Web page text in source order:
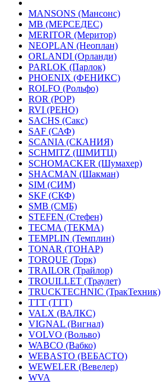
MANSONS (Мансонс)
MB (МЕРСЕДЕС)
MERITOR (Меритор)
NEOPLAN (Неоплан)
ORLANDI (Орланди)
PARLOK (Парлок)
PHOENIX (ФЕНИКС)
ROLFO (Рольфо)
ROR (РОР)
RVI (РЕНО)
SACHS (Сакс)
SAF (САФ)
SCANIA (СКАНИЯ)
SCHMITZ (ШМИТЦ)
SCHOMACKER (Шумахер)
SHACMAN (Шакман)
SIM (СИМ)
SKF (СКФ)
SMB (СМБ)
STEFEN (Стефен)
TECMA (ТЕКМА)
TEMPLIN (Темплин)
TONAR (ТОНАР)
TORQUE (Торк)
TRAILOR (Трайлор)
TROUILLET (Траулет)
TRUCKTECHNIC (ТракТехник)
TTT (ТТТ)
VALX (ВАЛКС)
VIGNAL (Вигнал)
VOLVO (Вольво)
WABCO (Вабко)
WEBASTO (ВЕБАСТО)
WEWELER (Вевелер)
WVA